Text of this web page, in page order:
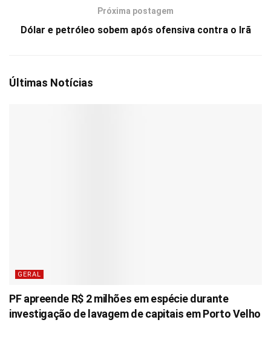
Próxima postagem
Dólar e petróleo sobem após ofensiva contra o Irã
Últimas Notícias
GERAL
PF apreende R$ 2 milhões em espécie durante
investigação de lavagem de capitais em Porto Velho